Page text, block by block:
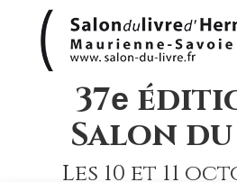
37e
Salon
Les 10 et 11